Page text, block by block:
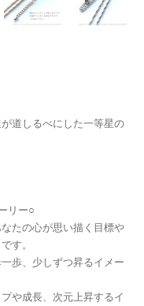
道しるべにした一等星の
リー○
たの心が思い描く目標や
す。
歩、少しずつ昇るイメー
や成長、次元上昇するイ